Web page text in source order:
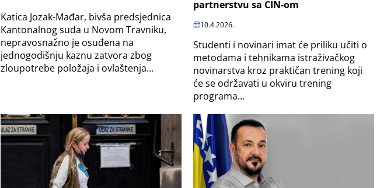
Katica Jozak-Mađar, bivša predsjednica
Kantonalnog suda u Novom Travniku,
nepravosnažno je osuđena na
jednogodišnju kaznu zatvora zbog
zloupotrebe položaja i ovlaštenja...
partnerstvu sa CIN-om
10.4.2026.
Studenti i novinari imat će priliku učiti o
metodama i tehnikama istraživačkog
novinarstva kroz praktičan trening koji
će se održavati u okviru trening
programa...